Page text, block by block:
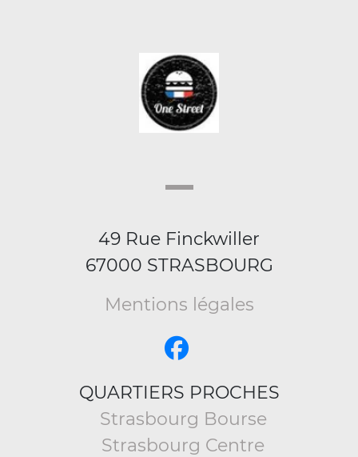
49 Rue Finckwiller
67000 STRASBOURG
Mentions légales
QUARTIERS PROCHES
Strasbourg Bourse
Strasbourg Centre